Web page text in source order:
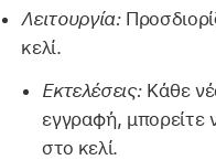
Λειτουργία:
κελί.
Εκτελέσεις: Κάθε
εγγραφή, μπορείτε
στο κελί.